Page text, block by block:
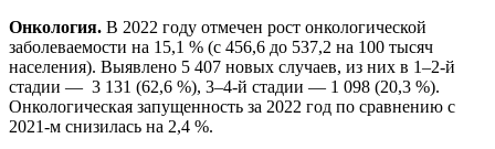
Онкология. В 2022 году отмечен рост онкологической
заболеваемости на 15,1 % (с 456,6 до 537,2 на 100 тысяч
населения). Выявлено 5 407 новых случаев, из них в 1–2-й
стадии — 3 131 (62,6 %), 3–4-й стадии — 1 098 (20,3 %).
Онкологическая запущенность за 2022 год по сравнению с
2021-м снизилась на 2,4 %.